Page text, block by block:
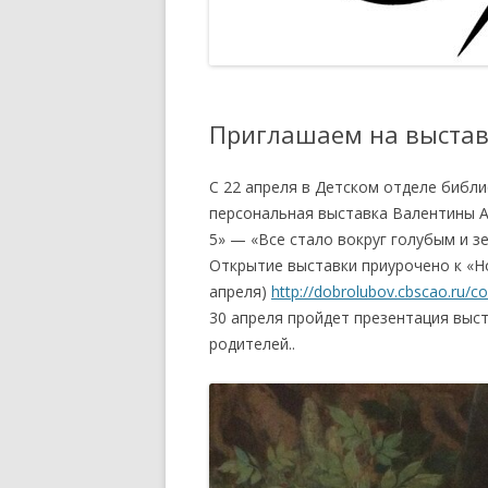
ТСПХ
ОРГАНИЗАЦИИ ПРОВЕДЕНИЯ
ВЫСТАВОЧНЫХ МЕРОПРИЯТИЙ
ТСПХ
ПРАВИЛА УЧАСТИЯ В
ВЫСТАВОЧНО-
ЭКСПОЗИЦИОННЫХ
МЕРОПРИЯТИЯХ ТСПХ
ПОЛОЖЕНИЕ — ПРОВЕДЕНИЯ
ПЕРСОНАЛЬНЫХ ВЫСТАВОЧНЫХ
МЕРОПРИЯТИЙ ЧЛЕНОВ ТСПХ
ПОД ЭГИДОЙ СОЮЗА.
Приглашаем на
С 22 апреля в Детском отделе
персональная выставка Валентины
5» — «Все стало вокруг голубым и
Открытие выставки приурочено к
апреля) http://dobrolubov.cbscao.ru/
30 апреля пройдет презентация
родителей..